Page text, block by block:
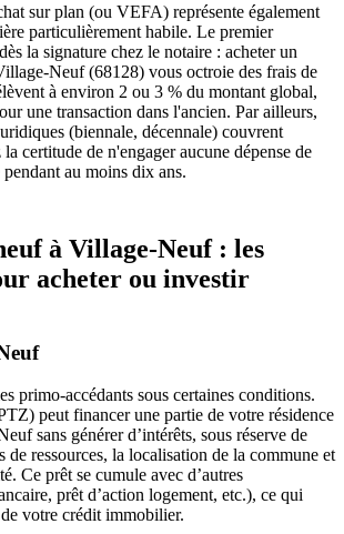
sur plan (ou VEFA) représente également
particulièrement habile. Le premier
la signature chez le notaire : acheter un
Neuf (68128) vous octroie des frais de
à environ 2 ou 3 % du montant global,
une transaction dans l'ancien. Par ailleurs,
(biennale, décennale) couvrent
certitude de n'engager aucune dépense de
au moins dix ans.
à Village‑Neuf : les
acheter ou investir
primo‑accédants sous certaines conditions.
peut financer une partie de votre résidence
sans générer d’intérêts, sous réserve de
de ressources, la localisation de la commune et
Ce prêt se cumule avec d’autres
prêt d’action logement, etc.), ce qui
votre crédit immobilier.